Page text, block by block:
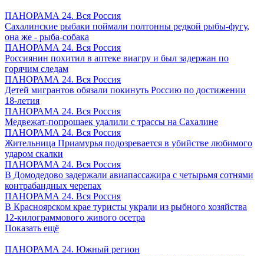
ПАНОРАМА 24. Вся Россия
Сахалинские рыбаки поймали полтонны редкой рыбы-фугу,
она же - рыба-собака
ПАНОРАМА 24. Вся Россия
Россиянин похитил в аптеке виагру и был задержан по
горячим следам
ПАНОРАМА 24. Вся Россия
Детей мигрантов обязали покинуть Россию по достижении
18-летия
ПАНОРАМА 24. Вся Россия
Медвежат-попрошаек удалили с трассы на Сахалине
ПАНОРАМА 24. Вся Россия
Жительница Приамурья подозревается в убийстве любимого
ударом скалки
ПАНОРАМА 24. Вся Россия
В Домодедово задержали авиапассажира с четырьмя сотнями
контрабандных черепах
ПАНОРАМА 24. Вся Россия
В Красноярском крае туристы украли из рыбного хозяйства
12-килограммового живого осетра
Показать ещё
ПАНОРАМА 24. Южный регион